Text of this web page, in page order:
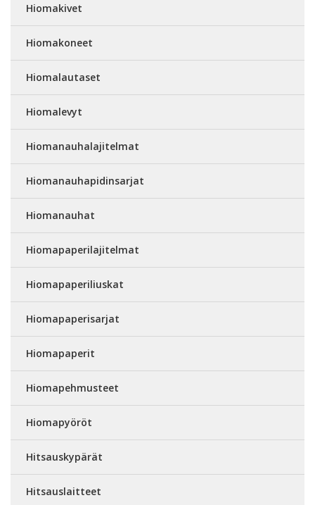
Hiomakivet
Hiomakoneet
Hiomalautaset
Hiomalevyt
Hiomanauhalajitelmat
Hiomanauhapidinsarjat
Hiomanauhat
Hiomapaperilajitelmat
Hiomapaperiliuskat
Hiomapaperisarjat
Hiomapaperit
Hiomapehmusteet
Hiomapyöröt
Hitsauskypärät
Hitsauslaitteet